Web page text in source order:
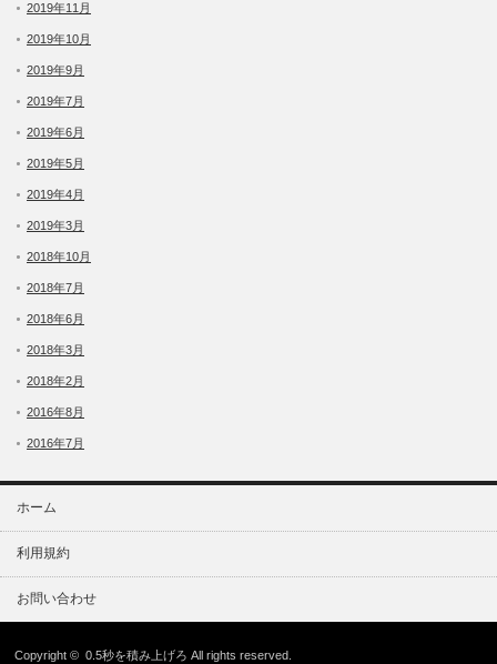
2019年11月
2019年10月
2019年9月
2019年7月
2019年6月
2019年5月
2019年4月
2019年3月
2018年10月
2018年7月
2018年6月
2018年3月
2018年2月
2016年8月
2016年7月
ホーム
利用規約
お問い合わせ
Copyright ©0.5秒を積み上げろ All rights reserved.